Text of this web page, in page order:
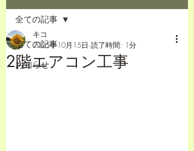
全ての記事
お知らせ
全ての記事
2階エアコン工事
キコ
2025年10月15日 読了時間: 1分